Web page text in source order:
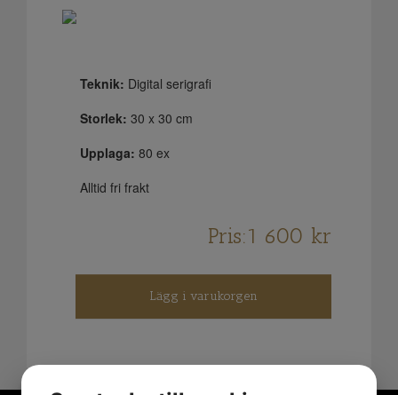
Teknik: Digital serigrafi
Storlek: 30 x 30 cm
Upplaga: 80 ex
Alltid fri frakt
Pris:1 600 kr
Lägg i varukorgen